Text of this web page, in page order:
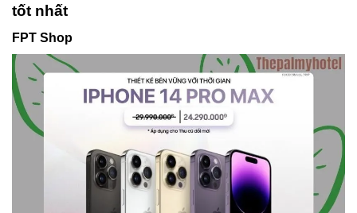
tốt nhất
FPT Shop